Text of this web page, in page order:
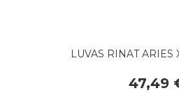
LUVAS RINAT ARIES
47,49